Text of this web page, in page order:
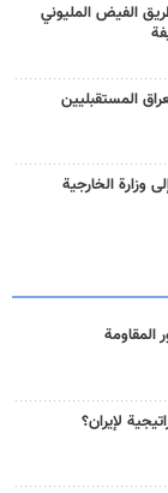
الفيض المليوني
المستقبليين
وزارة الخارجية
لإيران؟